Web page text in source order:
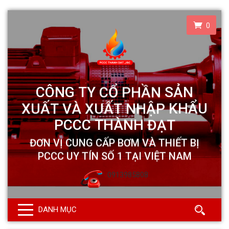
0
0913985808
DANH MỤC